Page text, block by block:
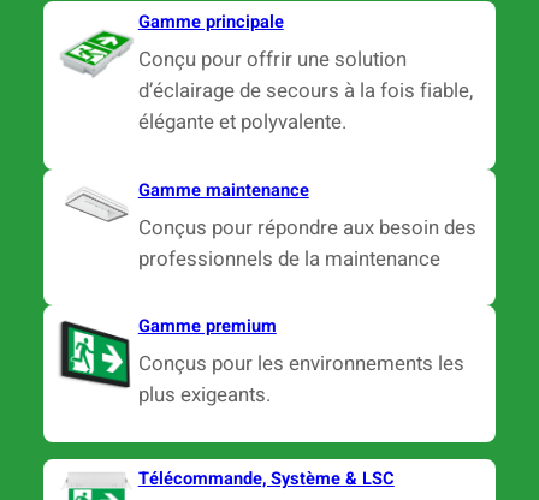
Gamme principale
Conçu pour offrir une solution
d’éclairage de secours à la fois fiable,
élégante et polyvalente.
Gamme maintenance
Conçus pour répondre aux besoin des
professionnels de la maintenance
Gamme premium
Conçus pour les environnements les
plus exigeants.
Télécommande, Système & LSC